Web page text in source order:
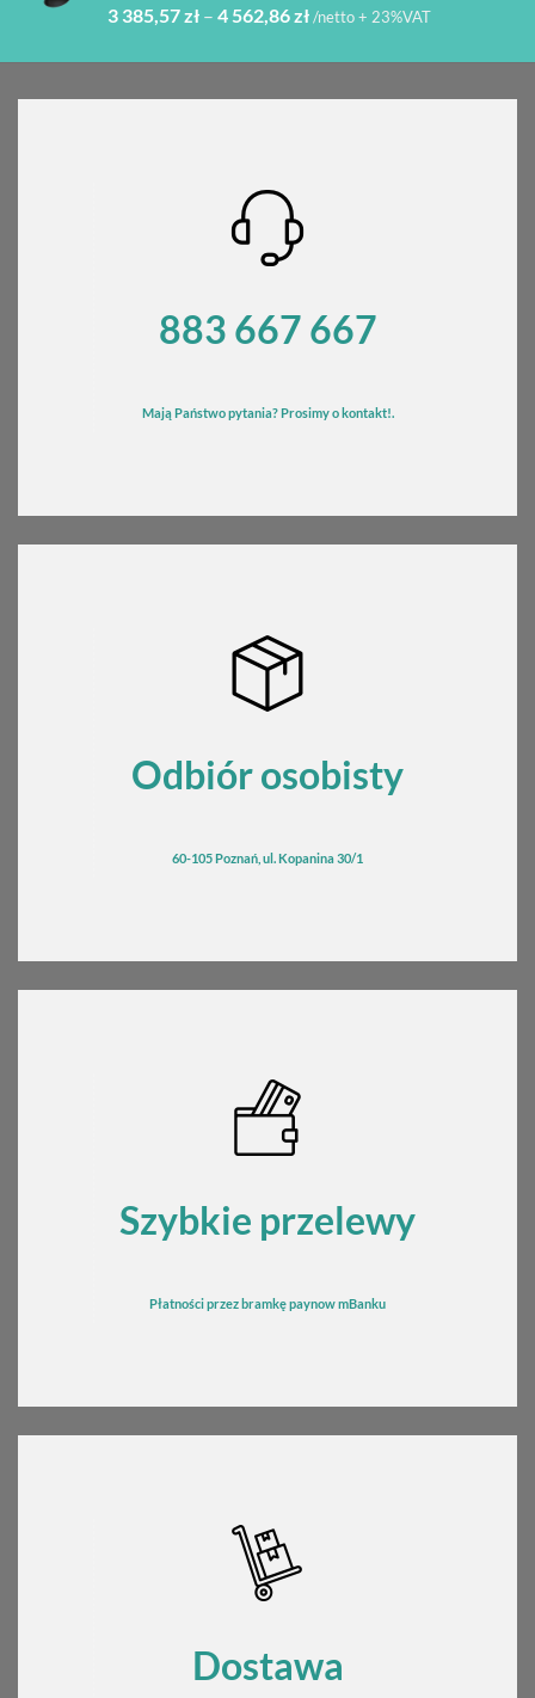
Oceniono
na 5
3 385,57zł – 4 562,86złZakres
od
/netto + 23%VAT
883 667 667
Mają Państwo pytania? Prosimy o kontakt!.
Odbiór osobisty
60-105 Poznań, ul. Kopanina 30/1
Szybkie przelewy
Płatności przez bramkępaynow mBanku
Dostawa